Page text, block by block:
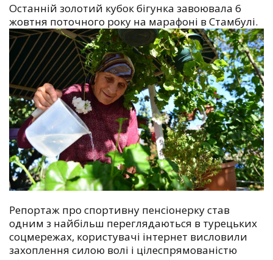
Останній золотий кубок бігунка завоювала 6
жовтня поточного року на марафоні в Стамбулі.
Репортаж про спортивну пенсіонерку став
одним з найбільш переглядаються в турецьких
соцмережах, користувачі інтернет висловили
захоплення силою волі і цілеспрямованістю